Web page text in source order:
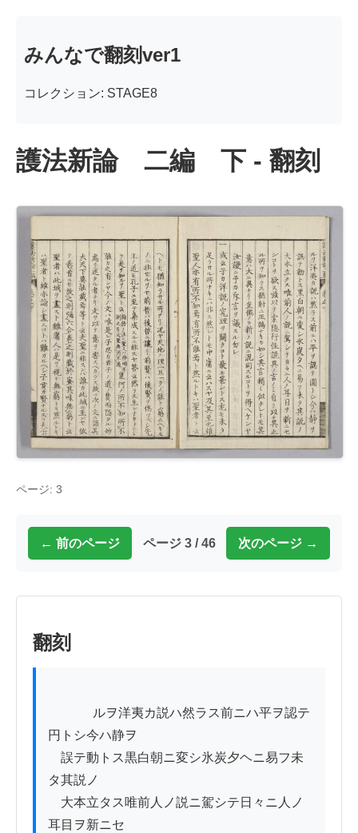
みんなで翻刻ver1
コレクション: STAGE8
護法新論 二編 下 - 翻刻
ページ: 3
← 前のページ ページ 3 / 46 次のページ →
翻刻
円トシ今ハ静ヲ
誤テ動トス黒白朝ニ変シ氷炭夕ヘニ易フ未
タ其説ノ
大本立タス唯前人ノ説ニ駕シテ日々ニ人ノ
耳目ヲ新ニセ